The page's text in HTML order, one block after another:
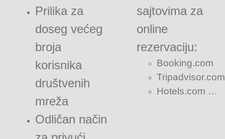
Prilika za
doseg većeg
broja
korisnika
društvenih
mreža
Odličan način
sajtovima za
online
rezervaciju:
Booking.com
Tripadvisor.com
Hotels.com …